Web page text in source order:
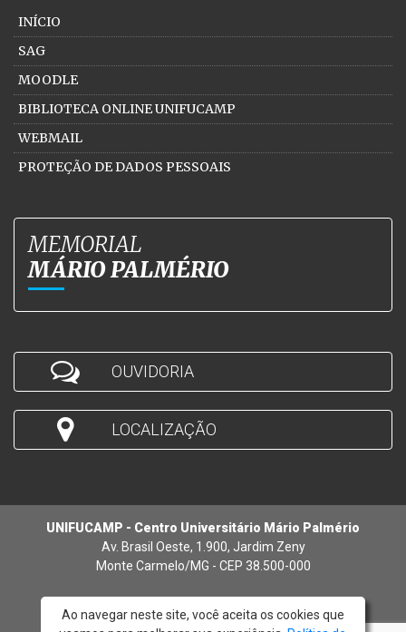
INÍCIO
SAG
MOODLE
BIBLIOTECA ONLINE UNIFUCAMP
WEBMAIL
PROTEÇÃO DE DADOS PESSOAIS
MEMORIAL
MÁRIO PALMÉRIO
OUVIDORIA
LOCALIZAÇÃO
UNIFUCAMP - Centro Universitário Mário Palmério
Av. Brasil Oeste, 1.900, Jardim Zeny
Monte Carmelo/MG - CEP 38.500-000
Ao navegar neste site, você aceita os cookies que